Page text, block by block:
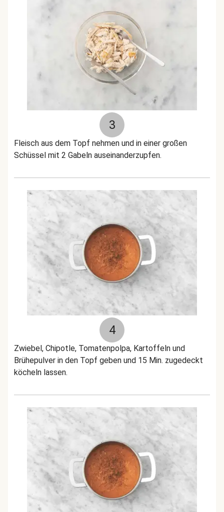
3
Fleisch aus dem Topf nehmen und in einer großen
Schüssel mit 2 Gabeln auseinanderzupfen.
4
Zwiebel, Chipotle, Tomatenpolpa, Kartoffeln und
Brühepulver in den Topf geben und 15 Min. zugedeckt
köcheln lassen.